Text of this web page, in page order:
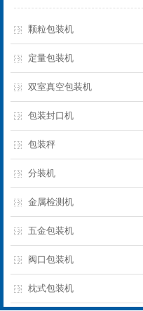
颗粒包装机
定量包装机
双室真空包装机
包装封口机
包装秤
分装机
金属检测机
五金包装机
阀口包装机
枕式包装机